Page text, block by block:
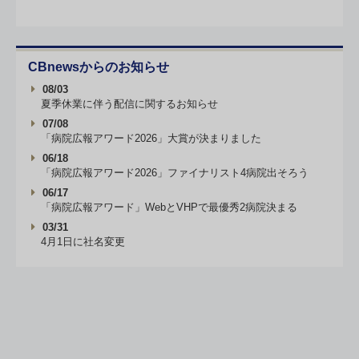
CBnewsからのお知らせ
08/03
夏季休業に伴う配信に関するお知らせ
07/08
「病院広報アワード2026」大賞が決まりました
06/18
「病院広報アワード2026」ファイナリスト4病院出そろう
06/17
「病院広報アワード」WebとVHPで最優秀2病院決まる
03/31
4月1日に社名変更